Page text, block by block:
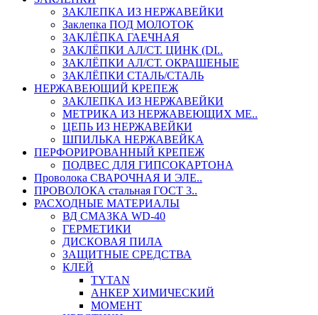
ЗАКЛЕПКА ИЗ НЕРЖАВЕЙКИ
Заклепка ПОД МОЛОТОК
ЗАКЛЁПКА ГАЕЧНАЯ
ЗАКЛЁПКИ АЛ/СТ. ЦИНК (DI..
ЗАКЛЁПКИ АЛ/СТ. ОКРАШЕНЫЕ
ЗАКЛЁПКИ СТАЛЬ/СТАЛЬ
НЕРЖАВЕЮЩИЙ КРЕПЕЖ
ЗАКЛЕПКА ИЗ НЕРЖАВЕЙКИ
МЕТРИКА ИЗ НЕРЖАВЕЮЩИХ МЕ..
ЦЕПЬ ИЗ НЕРЖАВЕЙКИ
ШПИЛЬКА НЕРЖАВЕЙКА
ПЕРФОРИРОВАННЫЙ КРЕПЕЖ
ПОДВЕС ДЛЯ ГИПСОКАРТОНА
Проволока СВАРОЧНАЯ И ЭЛЕ..
ПРОВОЛОКА стальная ГОСТ 3..
РАСХОДНЫЕ МАТЕРИАЛЫ
ВД СМАЗКА WD-40
ГЕРМЕТИКИ
ДИСКОВАЯ ПИЛА
ЗАЩИТНЫЕ СРЕДСТВА
КЛЕЙ
TYTAN
АНКЕР ХИМИЧЕСКИЙ
МОМЕНТ